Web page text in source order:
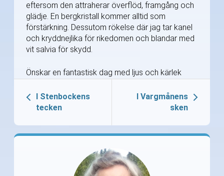
eftersom den attraherar överflöd, framgång och
glädje. En bergkristall kommer alltid som
förstärkning. Dessutom rökelse där jag tar kanel
och kryddnejlika för rikedomen och blandar med
vit salvia för skydd.
Önskar en fantastisk dag med ljus och kärlek
I Stenbockens
tecken
I Vargmånens
sken